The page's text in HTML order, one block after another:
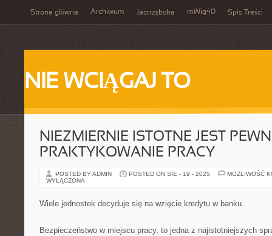
Strona główna Archiwum Jastrzębska mWig40 Spis Treści
NIE WCIĄGAJ TO
NIEZMIERNIE ISTOTNE JEST
PRAKTYKOWANIE PRACY
POSTED BY ADMIN POSTED ON SIE - 19 - 2025
MOŻLIWOŚĆ
WYŁĄCZONA
Wiele jednostek decyduje się na wzięcie kredytu w banku.
Bezpieczeństwo w miejscu pracy, to jedna z najistotniejszych